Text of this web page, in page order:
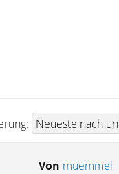
Von muemmel